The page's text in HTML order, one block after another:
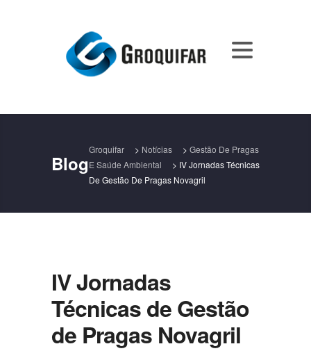
Blog
Groquifar > Notícias > Gestão De Pragas
E Saúde Ambiental
> IV Jornadas Técnicas
De Gestão De Pragas Novagril
IV Jornadas
Técnicas de Gestão
de Pragas Novagril